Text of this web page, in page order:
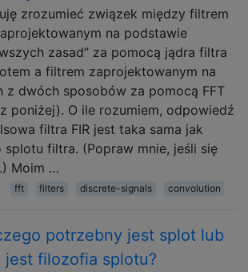
zrozumieć związek między filtrem
na podstawie
zasad” za pomocą jądra filtra
a filtrem zaprojektowanym na
z dwóch sposobów za pomocą FFT
poniżej). O ile rozumiem, odpowiedź
filtra FIR jest taka sama jak
splotu filtra. (Popraw mnie, jeśli się
Moim …
fft filters discrete-signals convolution
potrzebny jest splot lub
jest filozofia splotu?